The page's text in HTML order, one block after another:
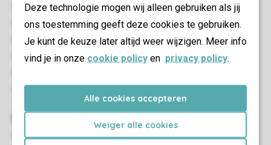
Deze technologie mogen wij alleen gebruiken als jij
ons toestemming geeft deze cookies te gebruiken.
Je kunt de keuze later altijd weer wijzigen. Meer info
vind je in onze cookie policy en privacy policy.
Alle cookies accepteren
Weiger alle cookies
Nombre de chambres: 2
Chambres au RDC: 2
Chambre au RDC
Nombre de lits superposés: 1
Salon/salle à manger
Coin salon